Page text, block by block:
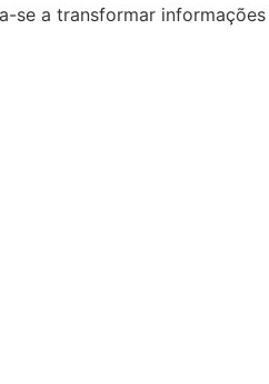
se a transformar informações